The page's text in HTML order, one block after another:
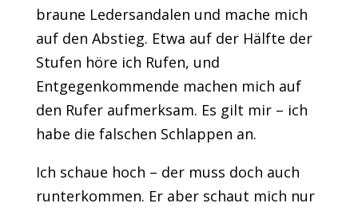
braune Ledersandalen und mache mich
auf den Abstieg. Etwa auf der Hälfte der
Stufen höre ich Rufen, und
Entgegenkommende machen mich auf
den Rufer aufmerksam. Es gilt mir – ich
habe die falschen Schlappen an.
Ich schaue hoch – der muss doch auch
runterkommen. Er aber schaut mich nur